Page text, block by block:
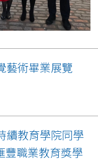
藝術畢業展覽
續教育學院同學
職業教育獎學